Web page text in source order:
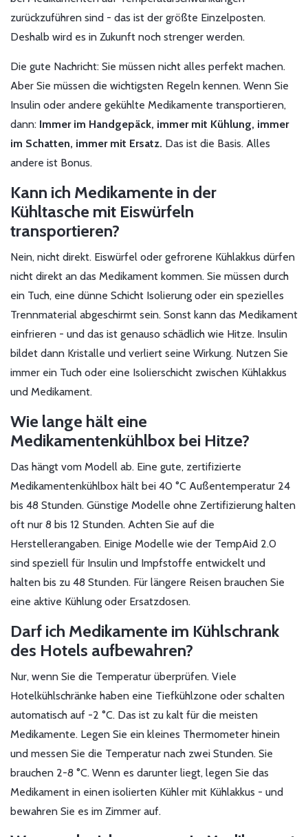
zurückzuführen sind - das ist der größte Einzelposten.
Deshalb wird es in Zukunft noch strenger werden.
Die gute Nachricht: Sie müssen nicht alles perfekt machen.
Aber Sie müssen die wichtigsten Regeln kennen. Wenn Sie
Insulin oder andere gekühlte Medikamente transportieren,
dann: Immer im Handgepäck, immer mit Kühlung, immer
im Schatten, immer mit Ersatz. Das ist die Basis. Alles
andere ist Bonus.
Kann ich Medikamente in der
Kühltasche mit Eiswürfeln
transportieren?
Nein, nicht direkt. Eiswürfel oder gefrorene Kühlakkus dürfen
nicht direkt an das Medikament kommen. Sie müssen durch
ein Tuch, eine dünne Schicht Isolierung oder ein spezielles
Trennmaterial abgeschirmt sein. Sonst kann das Medikament
einfrieren - und das ist genauso schädlich wie Hitze. Insulin
bildet dann Kristalle und verliert seine Wirkung. Nutzen Sie
immer ein Tuch oder eine Isolierschicht zwischen Kühlakkus
und Medikament.
Wie lange hält eine
Medikamentenkühlbox bei Hitze?
Das hängt vom Modell ab. Eine gute, zertifizierte
Medikamentenkühlbox hält bei 40 °C Außentemperatur 24
bis 48 Stunden. Günstige Modelle ohne Zertifizierung halten
oft nur 8 bis 12 Stunden. Achten Sie auf die
Herstellerangaben. Einige Modelle wie der TempAid 2.0
sind speziell für Insulin und Impfstoffe entwickelt und
halten bis zu 48 Stunden. Für längere Reisen brauchen Sie
eine aktive Kühlung oder Ersatzdosen.
Darf ich Medikamente im Kühlschrank
des Hotels aufbewahren?
Nur, wenn Sie die Temperatur überprüfen. Viele
Hotelkühlschränke haben eine Tiefkühlzone oder schalten
automatisch auf -2 °C. Das ist zu kalt für die meisten
Medikamente. Legen Sie ein kleines Thermometer hinein
und messen Sie die Temperatur nach zwei Stunden. Sie
brauchen 2-8 °C. Wenn es darunter liegt, legen Sie das
Medikament in einen isolierten Kühler mit Kühlakkus - und
bewahren Sie es im Zimmer auf.